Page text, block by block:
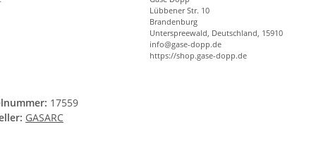
Lübbener Str. 10
Brandenburg
Unterspreewald, Deutschland, 15910
info@gase-dopp.de
https://shop.gase-dopp.de
17559
GASARC